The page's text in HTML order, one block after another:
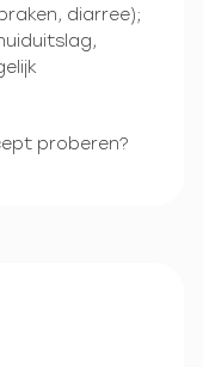
diarree);
proberen?